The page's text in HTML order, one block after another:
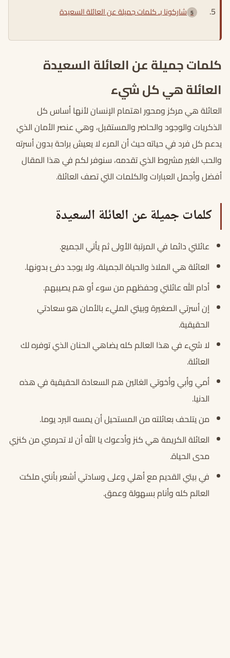
شاركونا بـ كلمات جميلة عن العائلة السعيدة
كلمات جميلة عن العائلة السعيدة
العائلة هي كل شيء
العائلة هي مركز ومحور اهتمام الإنسان لأنها أساس كل
الذكريات والوجود والحاضر والمستقبل، وهي عنصر الأمان الذي
يدعم كل فرد في حياته حيث أن المرء لا يعيش براحة بدون أسرته
والحب الغير مشروط الذي تقدمه، سنوفر لكم في هذا المقال
أفضل وأجمل العبارات والكلمات التي تصف العائلة.
كلمات جميلة عن العائلة السعيدة
عائلتي دائما في المرتبة الأولى ثم يأتي الجميع.
العائلة هي الملاذ والحياة الجميلة، ولا يوجد دفئ بدونها.
أدام الله عائلتي وحفظهم من سوء أو هم يصيبهم.
إن أسرتي الصغيرة وبيتي المليء بالأمان هو سعادتي
الحقيقية.
لا شيء في هذا العالم كله يضاهي الحنان الذي توفره لك
العائلة.
أمي وأبي وأخوتي الغالين هم السعادة الحقيقية في هذه
الدنيا.
من يتلحف بعائلته من المستحيل أن يمسه البرد يوما.
العائلة الكريمة هي كنز وأدعوك يا الله أن لا تحرمني من كنزي
مدى الحياة.
في بيتي القديم مع أهلي وعلى وسادتي أشعر بأنني ملكت
العالم كله وأنام بسهولة وعمق.